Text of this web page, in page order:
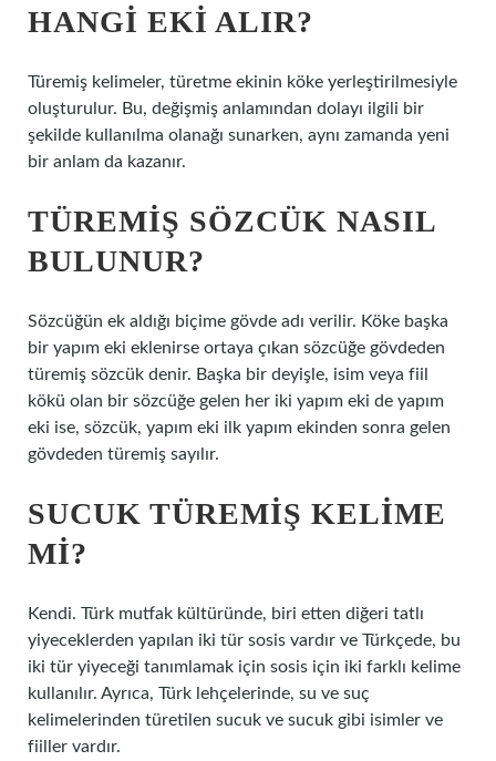
HANGI EKI ALIR?
Türemiş kelimeler, türetme ekinin köke yerleştirilmesiyle
oluşturulur. Bu, değişmiş anlamından dolayı ilgili bir
şekilde kullanılma olanağı sunarken, aynı zamanda yeni
bir anlam da kazanır.
TÜREMIŞ SÖZCÜK NASIL
BULUNUR?
Sözcüğün ek aldığı biçime gövde adı verilir. Köke başka
bir yapım eki eklenirse ortaya çıkan sözcüğe gövdeden
türemiş sözcük denir. Başka bir deyişle, isim veya fiil
kökü olan bir sözcüğe gelen her iki yapım eki de yapım
eki ise, sözcük, yapım eki ilk yapım ekinden sonra gelen
gövdeden türemiş sayılır.
SUCUK TÜREMIŞ KELIME
MI?
Kendi. Türk mutfak kültüründe, biri etten diğeri tatlı
yiyeceklerden yapılan iki tür sosis vardır ve Türkçede, bu
iki tür yiyeceği tanımlamak için sosis için iki farklı kelime
kullanılır. Ayrıca, Türk lehçelerinde, su ve suç
kelimelerinden türetilen sucuk ve sucuk gibi isimler ve
fiiller vardır.